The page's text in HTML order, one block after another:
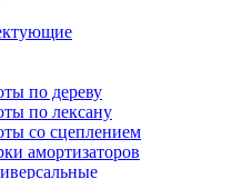
по дереву
по лексану
со сцеплением
амортизаторов